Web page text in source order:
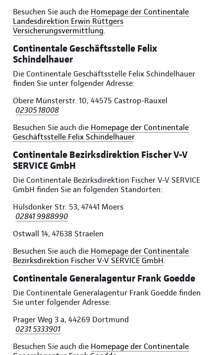
Besuchen Sie auch die Homepage der Continentale
Landesdirektion Erwin Rüttgers
Versicherungsvermittlung.
Continentale Geschäftsstelle Felix
Schindelhauer
Die Continentale Geschäftsstelle Felix Schindelhauer
finden Sie unter folgender Adresse:
Obere Münsterstr. 10, 44575 Castrop-Rauxel
02305 18008
Besuchen Sie auch die Homepage der Continentale
Geschäftsstelle Felix Schindelhauer.
Continentale Bezirksdirektion Fischer V-V
SERVICE GmbH
Die Continentale Bezirksdirektion Fischer V-V SERVICE
GmbH finden Sie an folgenden Standorten:
Hülsdonker Str. 53, 47441 Moers
02841 9988990
Ostwall 14, 47638 Straelen
Besuchen Sie auch die Homepage der Continentale
Bezirksdirektion Fischer V-V SERVICE GmbH.
Continentale Generalagentur Frank Goedde
Die Continentale Generalagentur Frank Goedde finden
Sie unter folgender Adresse:
Prager Weg 3 a, 44269 Dortmund
0231 5333901
Besuchen Sie auch die Homepage der Continentale